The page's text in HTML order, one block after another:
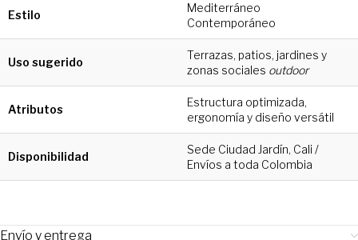
Estilo
Mediterráneo
Contemporáneo
Uso sugerido
Terrazas, patios, jardines y
zonas sociales outdoor
Atributos
Estructura optimizada,
ergonomía y diseño versátil
Disponibilidad
Sede Ciudad Jardín, Cali /
Envíos a toda Colombia
Envío y entrega